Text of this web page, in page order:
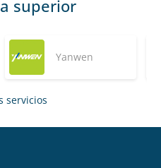
superior
Yanwen
servicios